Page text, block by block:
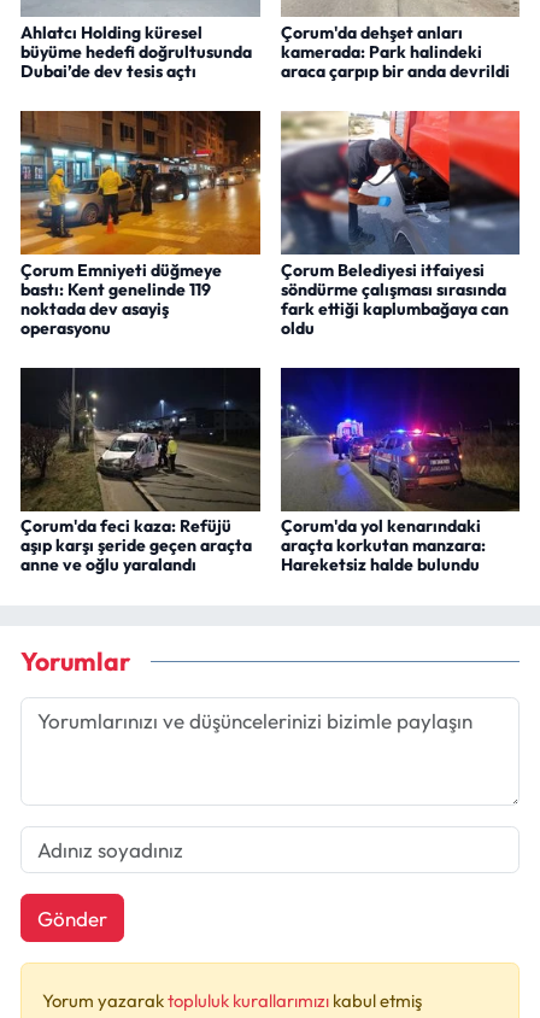
Ahlatcı Holding küresel
büyüme hedefi doğrultusunda
Dubai’de dev tesis açtı
Çorum'da dehşet anları
kamerada: Park halindeki
araca çarpıp bir anda devrildi
Çorum Emniyeti düğmeye
bastı: Kent genelinde 119
noktada dev asayiş
operasyonu
Çorum Belediyesi itfaiyesi
söndürme çalışması sırasında
fark ettiği kaplumbağaya can
oldu
Çorum'da feci kaza: Refüjü
aşıp karşı şeride geçen araçta
anne ve oğlu yaralandı
Çorum'da yol kenarındaki
araçta korkutan manzara:
Hareketsiz halde bulundu
Yorumlar
Gönder
Yorum yazaraktopluluk kurallarımızı kabul etmiş